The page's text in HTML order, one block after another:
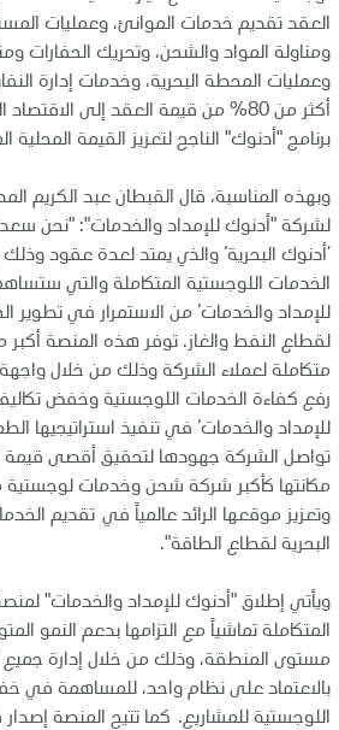
العقد تقديم خدمات الموانئ، وعمليات
ومناولة المواد والشحن، وتحريك الحفارات
وعمليات المحطة البحرية، وخدمات إدارة
أكثر من 80% من قيمة العقد إلى
برنامج "أدنوك" الناجح لتعزيز القيمة المحلية
وبهذه المناسبة، قال القبطان عبد الكريم
لشركة "أدنوك للإمداد والخدمات": "نحن
’أدنوك البحرية‘ والذي يمتد لعدة عقود
الخدمات اللوجستية المتكاملة والتي
للإمداد والخدمات‘ من الاستمرار في تطوير
لقطاع النفط والغاز. توفر هذه المنصة
متكاملة لعملاء الشركة وذلك من خلال
رفع كفاءة الخدمات اللوجستية وخفض
للإمداد والخدمات‘ في تنفيذ استراتيجيها
تواصل الشركة جهودها لتحقيق أقصى قيمة
مكانتها كأكبر شركة شحن وخدمات لوجستية
وتعزيز موقعها الرائد عالمياً في تقديم
البحرية لقطاع الطاقة".
ويأتي إطلاق "أدنوك للإمداد والخدمات"
المتكاملة تماشياً مع التزامها بدعم النمو
مستوى المنطقة، وذلك من خلال إدارة جميع
بالاعتماد على نظام واحد، للمساهمة في
اللوجستية للمشاريع. كما تتيح المنصة إصدار